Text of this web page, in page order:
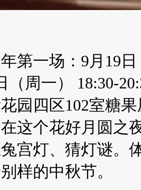
第一场：9月19
（周一） 18:30-
园四区102室糖
这个花好月圆之
宫灯、猜灯谜。
样的中秋节。